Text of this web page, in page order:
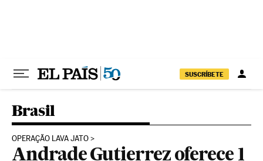
SUSCRÍBETE
Brasil
OPERAÇÃO LAVA JATO
Andrade Gutierrez oferece 1